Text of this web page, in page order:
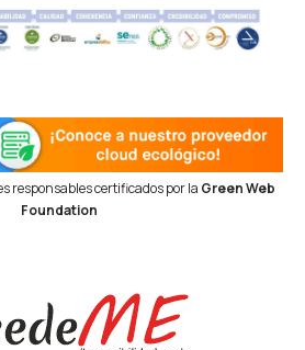
responsables certificados por la Green Web
Foundation